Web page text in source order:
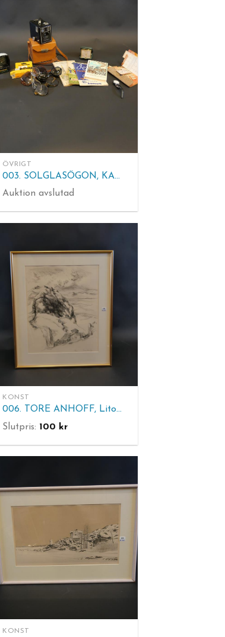
ÖVRIGT
003. SOLGLASÖGON, KAMERA KODAK mm.
Auktion avslutad
KONST
006. TORE ANHOFF, Litografi, sign Tore Anhoff, 35/60. Tavlans mått: 69x58.5 cm
Slutpris: 100 kr
KONST